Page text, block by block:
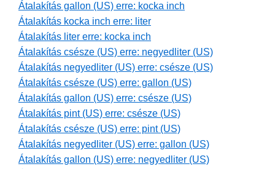
Átalakítás gallon (US) erre: kocka inch
Átalakítás kocka inch erre: liter
Átalakítás liter erre: kocka inch
Átalakítás csésze (US) erre: negyedliter (US)
Átalakítás negyedliter (US) erre: csésze (US)
Átalakítás csésze (US) erre: gallon (US)
Átalakítás gallon (US) erre: csésze (US)
Átalakítás pint (US) erre: csésze (US)
Átalakítás csésze (US) erre: pint (US)
Átalakítás negyedliter (US) erre: gallon (US)
Átalakítás gallon (US) erre: negyedliter (US)